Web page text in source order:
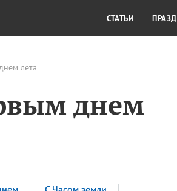
лета
днем
СТАТЬИ